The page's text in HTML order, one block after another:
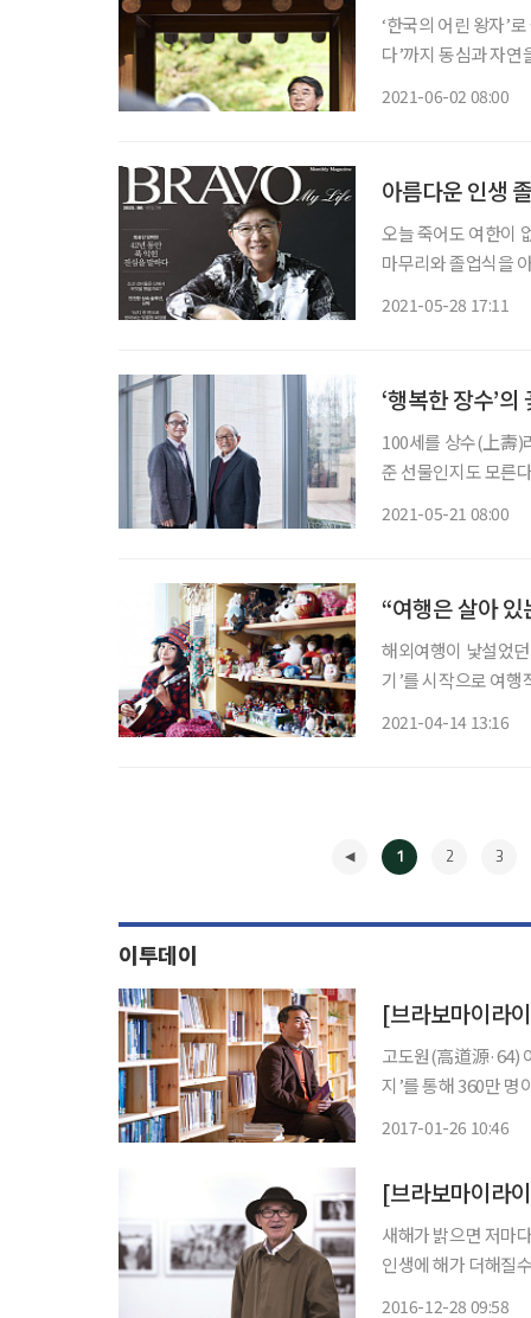
‘한국의 어린 왕자’
다’까지 동심과 자
2021-06-02 08:00
아름다운 인생
오늘 죽어도 여한이
마무리와 졸업식을
2021-05-28 17:11
‘행복한 장수’
100세를 상수(上壽)
준 선물인지도 모른
2021-05-21 08:00
“여행은 살아 있
해외여행이 낯설었
기’를 시작으로 여
2021-04-14 13:16
1 2 3
이투데이
고도원(高道源·64)
지’를 통해 360만 명
2017-01-26 10:46
새해가 밝으면 저마
인생에 해가 더해질
2016-12-28 09:58